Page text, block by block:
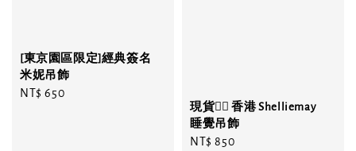
[東京園區限定]經典簽名
米妮吊飾
Regular
NT$ 650
現貨❤️‍🔥 香港 Shelliemay
睡覺吊飾
Regular
NT$ 850